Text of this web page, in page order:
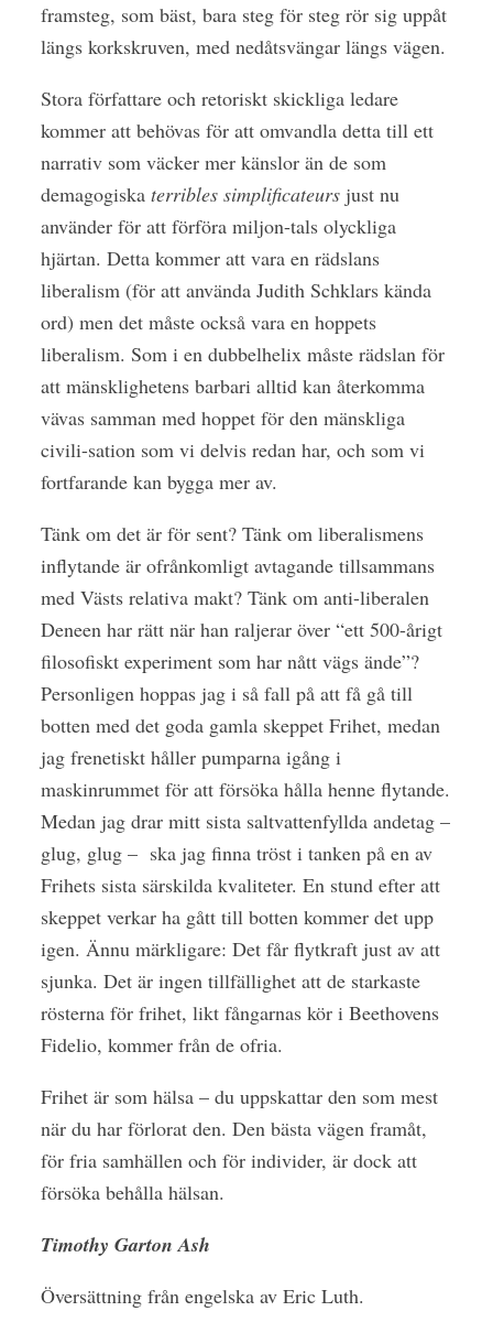
framsteg, som bäst, bara steg för steg rör sig uppåt
längs korkskruven, med nedåtsvängar längs vägen.
Stora författare och retoriskt skickliga ledare
kommer att behövas för att omvandla detta till ett
narrativ som väcker mer känslor än de som
demagogiska terribles simplificateursjust nu
använder för att förföra miljon-tals olyckliga
hjärtan. Detta kommer att vara en rädslans
liberalism (för att använda Judith Schklars kända
ord) men det måste också vara en hoppets
liberalism. Som i en dubbelhelix måste rädslan för
att mänsklighetens barbari alltid kan återkomma
vävas samman med hoppet för den mänskliga
civili-sation som vi delvis redan har, och som vi
fortfarande kan bygga mer av.
Tänk om det är för sent? Tänk om liberalismens
inflytande är ofrånkomligt avtagande tillsammans
med Västs relativa makt? Tänk om anti-liberalen
Deneen har rätt när han raljerar över “ett 500-årigt
filosofiskt experiment som har nått vägs ände”?
Personligen hoppas jag i så fall på att få gå till
botten med det goda gamla skeppet Frihet, medan
jag frenetiskt håller pumparna igång i
maskinrummet för att försöka hålla henne flytande.
Medan jag drar mitt sista saltvattenfyllda andetag –
glug, glug – ska jag finna tröst i tanken på en av
Frihets sista särskilda kvaliteter. En stund efter att
skeppet verkar ha gått till botten kommer det upp
igen. Ännu märkligare: Det får flytkraft just av att
sjunka. Det är ingen tillfällighet att de starkaste
rösterna för frihet, likt fångarnas kör i Beethovens
Fidelio, kommer från de ofria.
Frihet är som hälsa – du uppskattar den som mest
när du har förlorat den. Den bästa vägen framåt,
för fria samhällen och för individer, är dock att
försöka behålla hälsan.
Timothy Garton Ash
Översättning från engelska av Eric Luth.